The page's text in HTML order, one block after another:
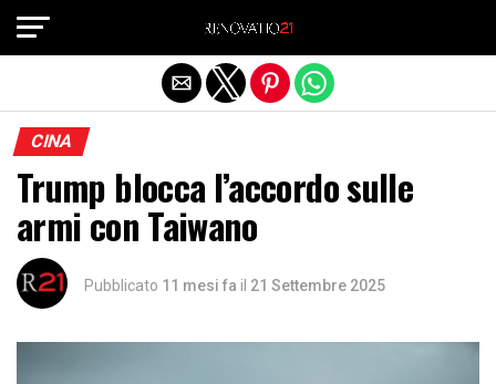
CINA
Trump blocca l’accordo sulle
armi con Taiwano
Pubblicato 11 mesi fa il 21 Settembre 2025
Exit mobile version